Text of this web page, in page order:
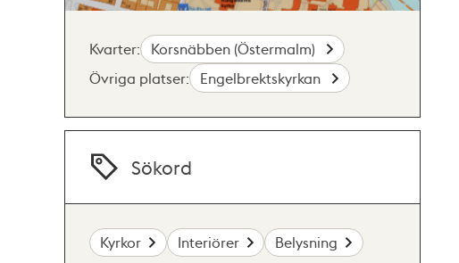
Kvarter:
Korsnäbben (Östermalm)
Övriga platser:
Engelbrektskyrkan
Sökord
Kyrkor Interiörer Belysning